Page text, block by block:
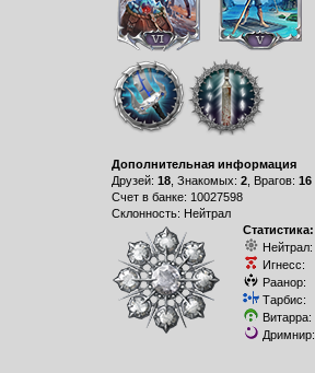
Дополнительная информация
Друзей: 18, Знакомых: 2, Врагов: 16
Счет в банке: 10027598
Склонность: Нейтрал
Статистика:
Нейтрал:
Игнесс:
Раанор:
Тарбис:
Витарра:
Дримнир: